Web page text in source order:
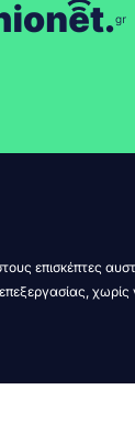
επισκέπτες
χωρίς